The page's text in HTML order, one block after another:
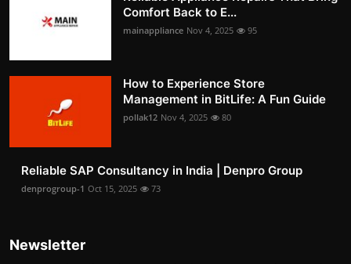
Comfort Back to E...
mainappliance Nov 4, 2025 95
How to Experience Store
Management in BitLife: A Fun Guide
pollak12 Nov 4, 2025 80
Reliable SAP Consultancy in India | Denpro Group
denprogroup-1 Oct 15, 2025 73
Newsletter